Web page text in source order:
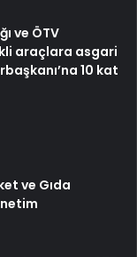
ve ÖTV
araçlara asgari
10 kat
ve Gıda